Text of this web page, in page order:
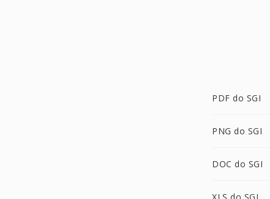
PDF do SGI
PNG do SGI
DOC do SGI